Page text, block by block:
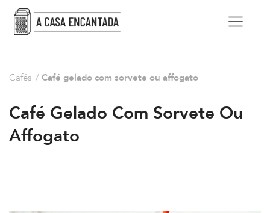
Cafés / Café gelado com sorvete ou affogato
Café Gelado Com Sorvete Ou
Affogato